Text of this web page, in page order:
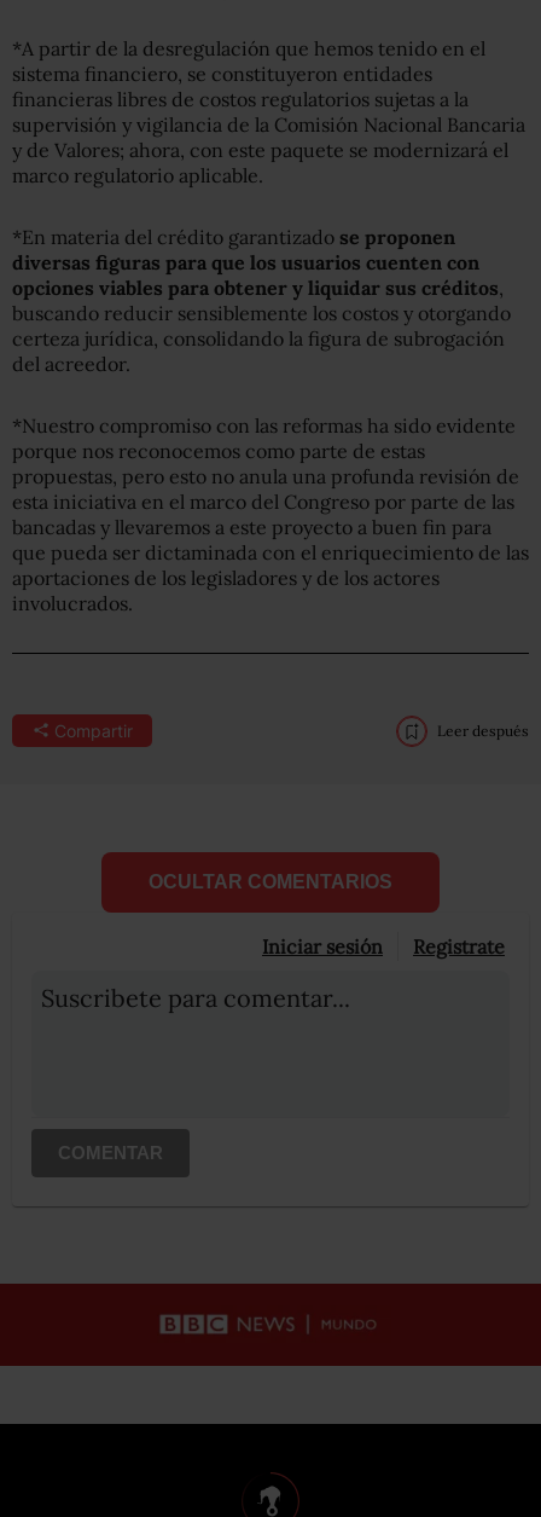
*A partir de la desregulación que hemos tenido en el
sistema financiero, se constituyeron entidades
financieras libres de costos regulatorios sujetas a la
supervisión y vigilancia de la Comisión Nacional Bancaria
y de Valores; ahora, con este paquete se modernizará el
marco regulatorio aplicable.
*En materia del crédito garantizado se proponen
diversas figuras para que los usuarios cuenten con
opciones viables para obtener y liquidar sus créditos
buscando reducir sensiblemente los costos y otorgando
certeza jurídica, consolidando la figura de subrogación
del acreedor.
*Nuestro compromiso con las reformas ha sido evidente
porque nos reconocemos como parte de estas
propuestas, pero esto no anula una profunda revisión de
esta iniciativa en el marco del Congreso por parte de las
bancadas y llevaremos a este proyecto a buen fin para
que pueda ser dictaminada con el enriquecimiento de las
aportaciones de los legisladores y de los actores
involucrados.
Compartir Leer después
OCULTAR COMENTARIOS
Iniciar sesión Registrate
Suscribete para comentar...
COMENTAR